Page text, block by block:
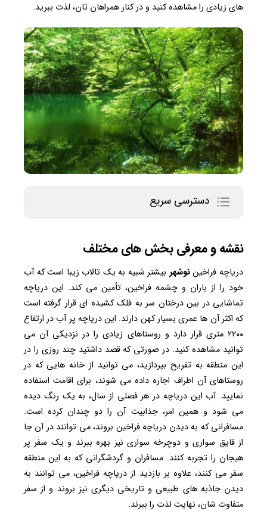
های زیادی را مشاهده کنید و در کنار همراهان تان، لذت ببرید.
دسترسی سریع
نقشه و معرفی بخش های مختلف
دریاچه فراخیننوشهر بیشتر شبیه به یک تالاب زیبا است که آب
خود را از باران و چشمه فراخین، تأمین می کند. این دریاچه
تماشایی در بین درختان سر به فلک کشیده ای قرار گرفته است
که اکثر آن ها عمری بسیار کهن دارند. این دریاچه پر آب در ارتفاع
۲۲۰۰ متری قرار دارد و روستاهای زیادی را در نزدیکی آن می
توانید مشاهده کنید. در صورتی که قصد داشتید چند روزی را در
این منطقه به تفریح بپردازید، می توانید از خانه هایی که در
روستاهای آن اطراف اجاره داده می شوند، برای اقامت استفاده
نمایید. آب این دریاچه در هر فصلی از سال، به یک رنگ دیده
می شود و همین امر، جذابیت آن را دو چندان کرده است.
مسافرانی که به دیدن دریاچه فراخین بروند، می توانند در آن جا
از قایق سواری و دوچرخه سواری نیز بهره ببرند و یک سفر پر
هیجان را تجربه کنند. مسافران و گردشگرانی که به این منطقه
سفر می کنند، علاوه بر بازدید از دریاچه فراخین، می توانند به
دیدن جاذبه های طبیعی و تاریخی دیگری نیز بروند و از سفر
متفاوت شان، نهایت لذت را ببرند.